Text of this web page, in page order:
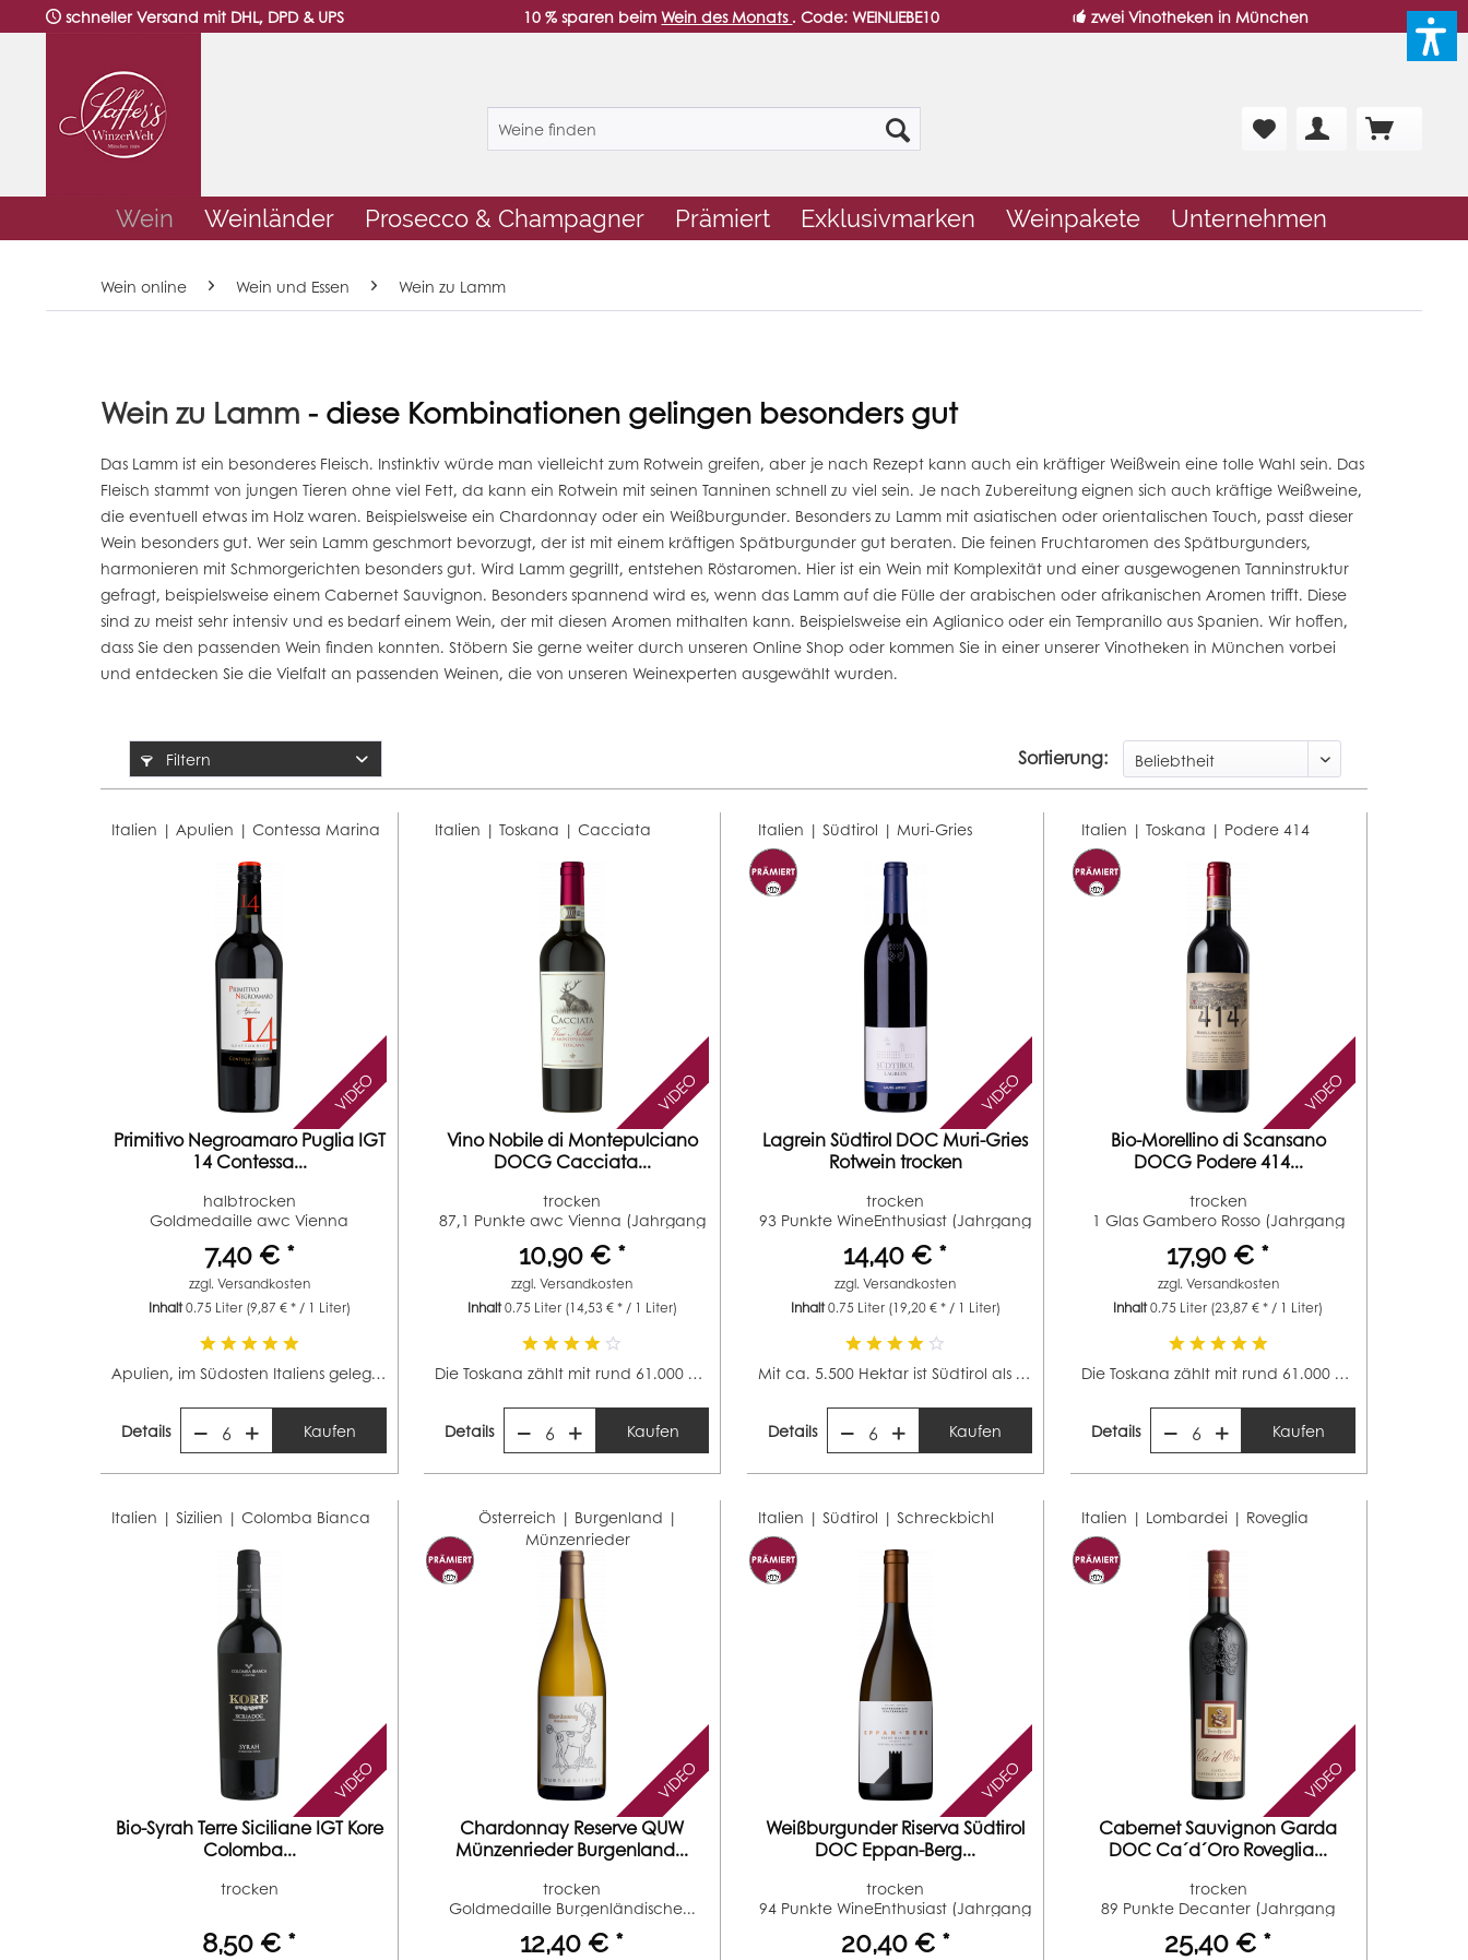
schneller Versand mit DHL, DPD & UPS 10 % sparen beimWein des Monats . Code: WEINLIEBE10 zwei Vinotheken in München
Wein Weinländer Prosecco & Champagner Prämiert Exklusivmarken Weinpakete Unternehmen
Wein online Wein und Essen Wein zu Lamm
Wein zu Lamm - diese Kombinationen gelingen besonders gut
Das Lamm ist ein besonderes Fleisch. Instinktiv würde man vielleicht zum Rotwein greifen, aber je nach Rezept kann auch ein kräftiger Weißwein eine tolle Wahl sein. Das
Fleisch stammt von jungen Tieren ohne viel Fett, da kann ein Rotwein mit seinen Tanninen schnell zu viel sein. Je nach Zubereitung eignen sich auch kräftige Weißweine,
die eventuell etwas im Holz waren. Beispielsweise ein Chardonnay oder ein Weißburgunder. Besonders zu Lamm mit asiatischen oder orientalischen Touch, passt dieser
Wein besonders gut. Wer sein Lamm geschmort bevorzugt, der ist mit einem kräftigen Spätburgunder gut beraten. Die feinen Fruchtaromen des Spätburgunders,
harmonieren mit Schmorgerichten besonders gut. Wird Lamm gegrillt, entstehen Röstaromen. Hier ist ein Wein mit Komplexität und einer ausgewogenen Tanninstruktur
gefragt, beispielsweise einem Cabernet Sauvignon. Besonders spannend wird es, wenn das Lamm auf die Fülle der arabischen oder afrikanischen Aromen trifft. Diese
sind zu meist sehr intensiv und es bedarf einem Wein, der mit diesen Aromen mithalten kann. Beispielsweise ein Aglianico oder ein Tempranillo aus Spanien. Wir hoffen,
dass Sie den passenden Wein finden konnten. Stöbern Sie gerne weiter durch unseren Online Shop oder kommen Sie in einer unserer Vinotheken in München vorbei
und entdecken Sie die Vielfalt an passenden Weinen, die von unseren Weinexperten ausgewählt wurden.
Filtern Sortierung:
Italien | Apulien |Contessa Marina
VIDEO
Primitivo Negroamaro Puglia IGT
14 Contessa...
halbtrocken
Goldmedaille awc Vienna
(Jahrgang 2023)...
7,40 € *
zzgl. Versandkosten
Inhalt0.75 Liter (9,87 € * / 1 Liter)
Apulien, im Südosten Italiens gelegen, ist mit 88.000...
Details 6 Kaufen
Italien | Toskana |Cacciata
VIDEO
Vino Nobile di Montepulciano
DOCG Cacciata...
trocken
87,1 Punkte awc Vienna (Jahrgang
2016)
10,90 € *
zzgl.Versandkosten
Inhalt0.75 Liter (14,53 € * / 1 Liter)
Die Toskana zählt mit rund 61.000 Hektar zu den...
Details 6 Kaufen
Italien | Südtirol | Muri-Gries
VIDEO
Lagrein Südtirol DOC Muri-Gries
Rotwein trocken
trocken
93 Punkte WineEnthusiast (Jahrgang
2023)...
14,40 € *
zzgl.Versandkosten
Inhalt0.75 Liter (19,20 € * / 1 Liter)
Mit ca. 5.500 Hektar ist Südtirol als eines der kleineren...
Details 6 Kaufen
Italien | Toskana | Podere 414
VIDEO
Bio-Morellino di Scansano
DOCG Podere 414...
trocken
1 Glas Gambero Rosso (Jahrgang
2022) 94...
17,90 € *
zzgl. Versandkosten
Inhalt0.75 Liter (23,87 € * / 1 Liter)
Die Toskana zählt mit rund 61.000 Hektar zu den...
Details 6 Kaufen
Italien | Sizilien |Colomba Bianca
VIDEO
Bio-Syrah Terre Siciliane IGT Kore
Colomba...
trocken
8,50 € *
Österreich | Burgenland |
Münzenrieder
VIDEO
Chardonnay Reserve QUW
Münzenrieder Burgenland...
trocken
Goldmedaille Burgenländische...
12,40 € *
Italien | Südtirol |Schreckbichl
VIDEO
Weißburgunder Riserva Südtirol
DOC Eppan-Berg...
trocken
94 Punkte WineEnthusiast (Jahrgang
2022) 2...
20,40 € *
Italien | Lombardei | Roveglia
VIDEO
Cabernet Sauvignon Garda
DOC Ca´d´Oro Roveglia...
trocken
89 Punkte Decanter (Jahrgang
2016) 91...
25,40 € *